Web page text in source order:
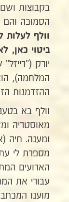
בקבוצות
הסמוכה והם
וולף לעלות
ביטוי כאן,
המלחמה),
ההזדמנות
וולף בא
מאוסטריה
ומענה. חיה
מספרת לי
הארועים
עבורי את
מוענו